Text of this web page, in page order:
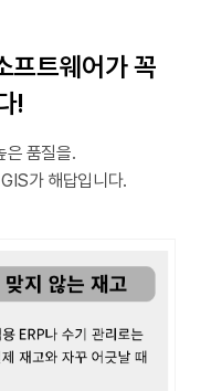
프트웨어가 꼭
!
은 품질을.
가 해답입니다.